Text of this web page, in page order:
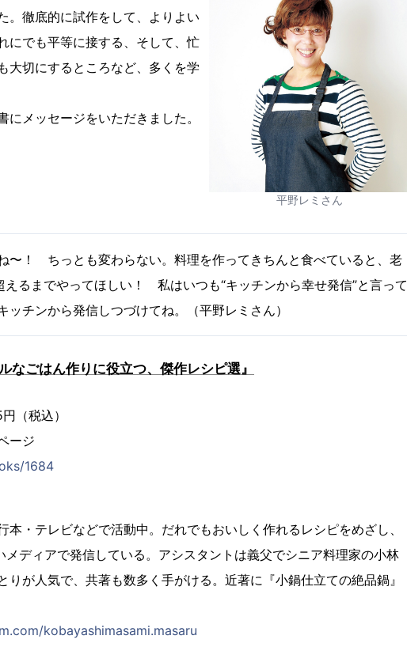
。徹底的に試作をして、よりよい
にでも平等に接する、そして、忙
大切にするところなど、多くを学
メッセージをいただきました。
平野レミさん
〜！ ちっとも変わらない。料理を作ってきちんと食べていると、老
るまでやってほしい！ 私はいつも“キッチンから幸せ発信”と言って
チンから発信しつづけてね。（平野レミさん）
なごはん作りに役立つ、傑作レシピ選』
（税込）
ージ
1684
・テレビなどで活動中。だれでもおいしく作れるレシピをめざし、
ディアで発信している。アシスタントは義父でシニア料理家の小林
りが人気で、共著も数多く手がける。近著に『小鍋仕立ての絶品鍋』
kobayashimasami.masaru